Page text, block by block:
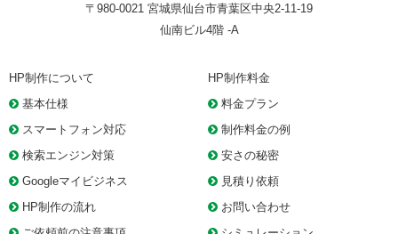
〒980-0021 宮城県仙台市青葉区中央2-11-19
仙南ビル4階 -A
HP制作について
基本仕様
スマートフォン対応
検索エンジン対策
Googleマイビジネス
HP制作の流れ
HP制作料金
料金プラン
制作料金の例
安さの秘密
見積り依頼
お問い合わせ